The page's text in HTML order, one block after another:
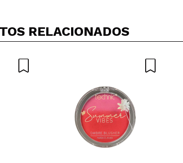
RELACIONADOS